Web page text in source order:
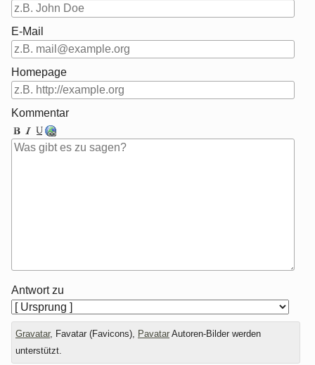
E-Mail
Homepage
Kommentar
Antwort zu
Gravatar, Favatar (Favicons), PavatarAutoren-Bilder werden
unterstützt.